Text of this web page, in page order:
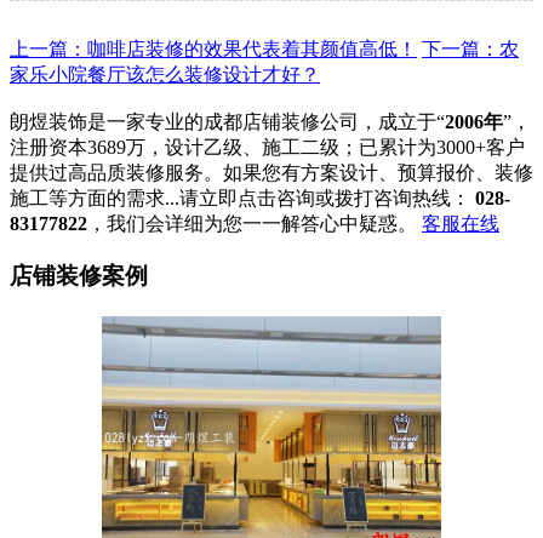
上一篇：咖啡店装修的效果代表着其颜值高低！
下一篇：农
家乐小院餐厅该怎么装修设计才好？
朗煜装饰是一家专业的成都店铺装修公司，成立于“2006年”，
注册资本3689万，设计乙级、施工二级；已累计为3000+客户
提供过高品质装修服务。如果您有方案设计、预算报价、装修
施工等方面的需求...请立即点击咨询或拨打咨询热线：
028-
83177822 ，我们会详细为您一一解答心中疑惑。 客服在线
店铺装修案例